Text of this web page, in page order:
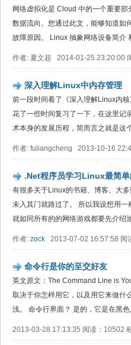
网络虚拟化是 Cloud 中的一个重要
数据流向。您通过此文，能够知道如
故障原因。 Linux 抽象网络设备简介
作者: 夏文超 2014-01-25 23:20:00
深入理解Linux中内存管理
前一段时间看了《深入理解Linux内
花了一些时间复习了一下，在这里记
术本身的发展历程，简而言之就是这
作者: fuliangcheng 2013-10-16
.Net程序员学习Linux最简
有很多关于Linux的书籍、博客。大
未入其门就路过了。 所以我设想用
就如同所有的的网络游戏都要先介绍
作者: zock 2013-07-02 16:57:58 阅
命令行是你的至交好友
英文原文：The Command Line is
取决于你怎样用它，以及用它来做什
浅。 命令行界面？ 是的，它是在黑色
2013-03-28 17:13:35 阅读：10502